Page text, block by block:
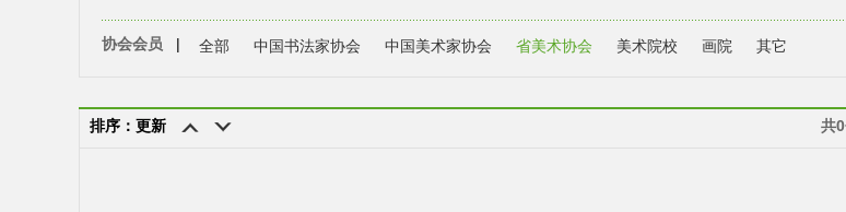
协会会员 | 全部 中国书法家协会 中国美术家协会 省美术协会 美术院校 画院 其它
排序：更新 共